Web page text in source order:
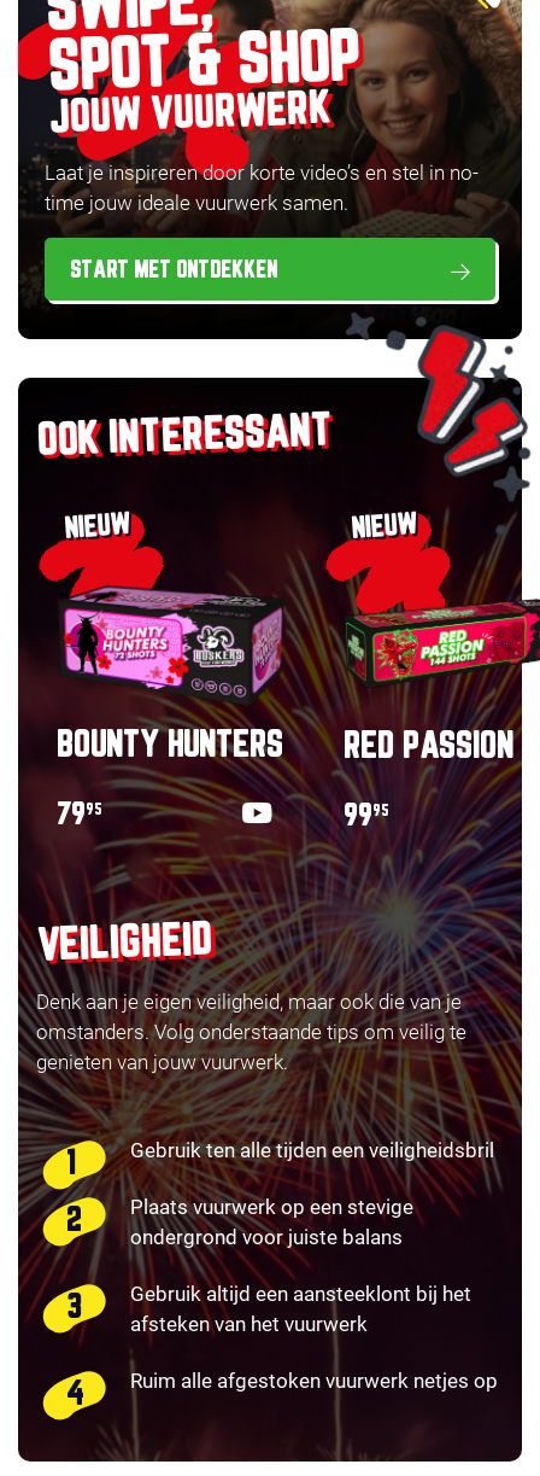
SPOT & SHOP
JOUW VUURWERK
Laat je inspireren door korte video’s en stel in no-
time jouw ideale vuurwerk samen.
START MET ONTDEKKEN
OOK INTERESSANT
NIEUW
BOUNTY HUNTERS
7995
NIEUW
RED PASSION
9995
VEILIGHEID
Denk aan je eigen veiligheid, maar ook die van je
omstanders. Volg onderstaande tips om veilig te
genieten van jouw vuurwerk.
Gebruik ten alle tijden een veiligheidsbril
Plaats vuurwerk op een stevige
ondergrond voor juiste balans
Gebruik altijd een aansteeklont bij het
afsteken van het vuurwerk
Ruim alle afgestoken vuurwerk netjes op